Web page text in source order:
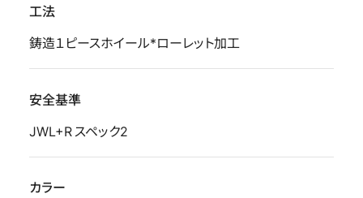
工法
鋳造１ピースホイール*ローレット加工
安全基準
JWL+R スペック2
カラー